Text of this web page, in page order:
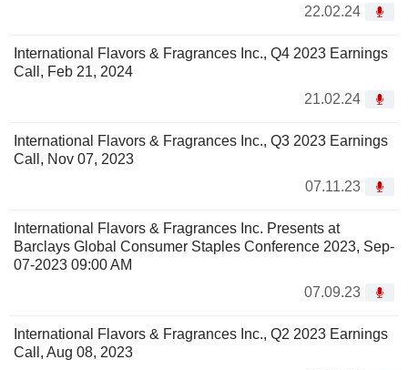
22.02.24
International Flavors & Fragrances Inc., Q4 2023 Earnings
Call, Feb 21, 2024
21.02.24
International Flavors & Fragrances Inc., Q3 2023 Earnings
Call, Nov 07, 2023
07.11.23
International Flavors & Fragrances Inc. Presents at
Barclays Global Consumer Staples Conference 2023, Sep-
07-2023 09:00 AM
07.09.23
International Flavors & Fragrances Inc., Q2 2023 Earnings
Call, Aug 08, 2023